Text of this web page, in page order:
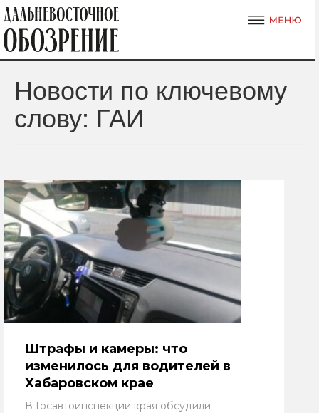
Новости по ключевому
слову: ГАИ
Штрафы и камеры: что
изменилось для водителей в
Хабаровском крае
В Госавтоинспекции края обсудили